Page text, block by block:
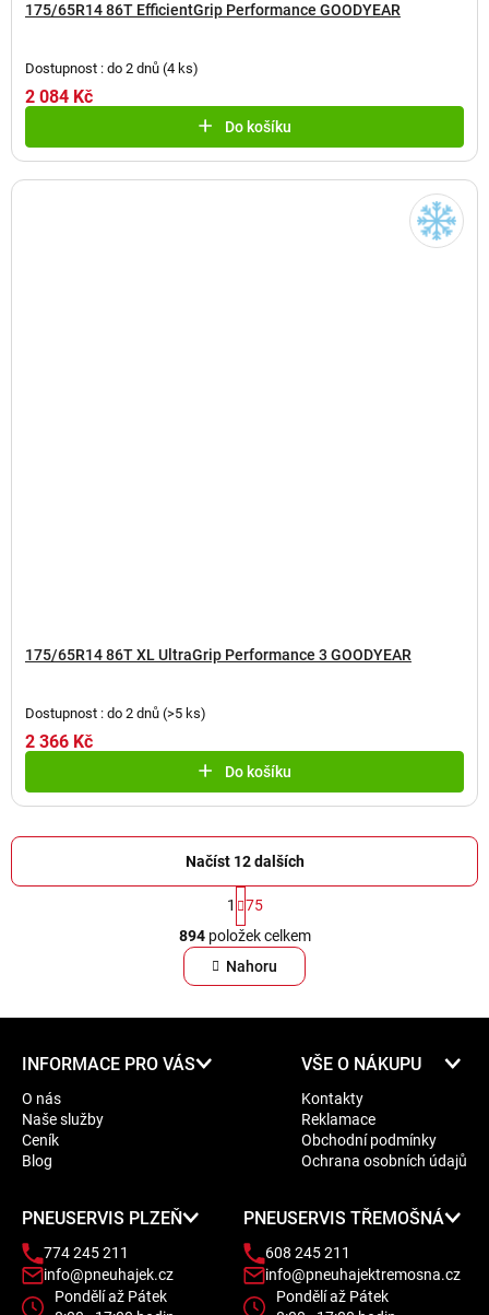
175/65R14 86T EfficientGrip Performance GOODYEAR
Dostupnost : do 2 dnů (4 ks)
2 084 Kč
Do košíku
175/65R14 86T XL UltraGrip Performance 3 GOODYEAR
Dostupnost : do 2 dnů (>5 ks)
2 366 Kč
Do košíku
O
v
l
á
d
y
ý
p
i
Načíst 12 dalších
S
t
r
á
n
o
1
75
894položek celkem
Nahoru
INFORMACE PRO VÁS
O nás
Naše služby
Ceník
Blog
VŠE O NÁKUPU
Kontakty
Reklamace
Obchodní podmínky
Ochrana osobních údajů
PNEUSERVIS PLZEŇ
774 245 211
info@pneuhajek.cz
Pondělí až Pátek
PNEUSERVIS TŘEMOŠNÁ
608 245 211
info@pneuhajektremosna.cz
Pondělí až Pátek